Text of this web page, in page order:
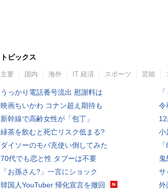
トピックス
主要 国内 海外 IT 経済 スポーツ 芸能
うっかり電話番号流出 慰謝料は
映画ちいかわ コナン超え期待も
新幹線で高齢女性が「包丁」
緑茶を飲むと死亡リスク低まる?
ダイソーのモバ充使い倒してみた
70代でも恋と性 タブーは不要
「お孫さん?」一言にショック
韓国人YouTuber 帰化宣言を撤回
令
小
サ
外